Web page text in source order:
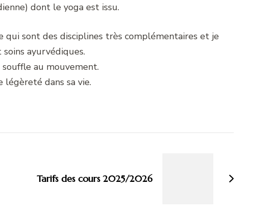
dont le yoga est issu.
qui sont des disciplines très complémentaires et je
ayurvédiques.
au mouvement.
légèreté dans sa vie.
Tarifs des cours 2025/2026